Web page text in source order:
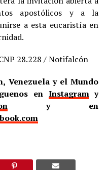
apostólicos y a la
a esta eucaristía en
28.228 / Notifalcón
Venezuela y el Mundo
en Instagramy
y en